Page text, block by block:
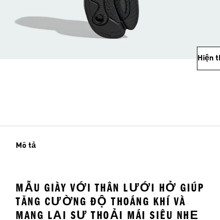
Hiện
Mô tả
MẪU GIÀY VỚI THÂN LƯỚI HỞ GIÚP
TĂNG CƯỜNG ĐỘ THOÁNG KHÍ VÀ
MANG LẠI SỰ THOẢI MÁI SIÊU NHẸ